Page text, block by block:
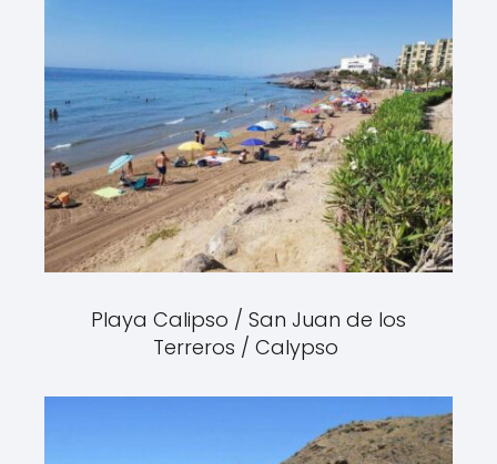
Playa Calipso / San Juan de los
Terreros / Calypso